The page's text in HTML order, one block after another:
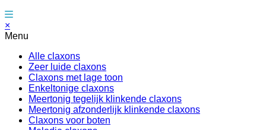
×
Menu
Alle claxons
Zeer luide claxons
Claxons met lage toon
Enkeltonige claxons
Meertonig tegelijk klinkende claxons
Meertonig afzonderlijk klinkende claxons
Claxons voor boten